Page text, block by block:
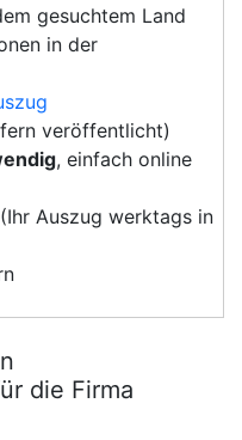
gesuchtem Land
in der
veröffentlicht)
, einfach online
Auszug werktags in
die Firma